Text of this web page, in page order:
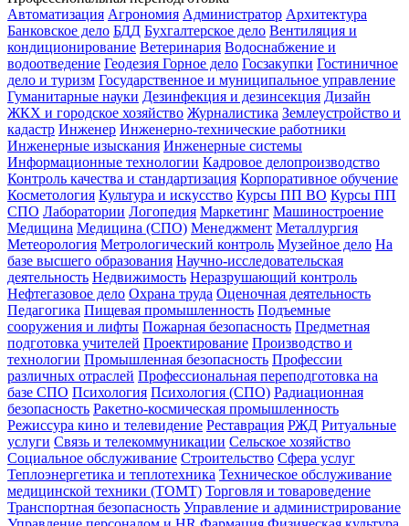
Автоматизация Агрономия Администратор Архитектура
Банковское дело БДД Бухгалтерское дело Вентиляция и
кондиционирование Ветеринария Водоснабжение и
водоотведение Геодезия Горное дело Госзакупки Гостиничное
дело и туризм Государственное и муниципальное управление
Гуманитарные науки Дезинфекция и дезинсекция Дизайн
ЖКХ и городское хозяйство Журналистика Землеустройство и
кадастр Инженер Инженерно-технические работники
Инженерные изыскания Инженерные системы
Информационные технологии Кадровое делопроизводство
Контроль качества и стандартизация Корпоративное обучение
Косметология Культура и искусство Курсы ПП ВО Курсы ПП
СПО Лаборатории Логопедия Маркетинг Машиностроение
Медицина Медицина (СПО) Менеджмент Металлургия
Метеорология Метрологический контроль Музейное дело На
базе высшего образования Научно-исследовательская
деятельность Недвижимость Неразрушающий контроль
Нефтегазовое дело Охрана труда Оценочная деятельность
Педагогика Пищевая промышленность Подъемные
сооружения и лифты Пожарная безопасность Предметная
подготовка учителей Проектирование Производство и
технологии Промышленная безопасность Профессии
различных отраслей Профессиональная переподготовка на
базе СПО Психология Психология (СПО) Радиационная
безопасность Ракетно-космическая промышленность
Режиссура кино и телевидение Реставрация РЖД Ритуальные
услуги Связь и телекоммуникации Сельское хозяйство
Социальное обслуживание Строительство Сфера услуг
Теплоэнергетика и теплотехника Техническое обслуживание
медицинской техники (ТОМТ) Торговля и товароведение
Транспортная безопасность Управление и администрирование